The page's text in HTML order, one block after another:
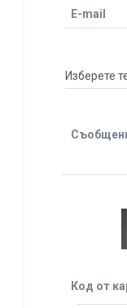
E-mail
Код от